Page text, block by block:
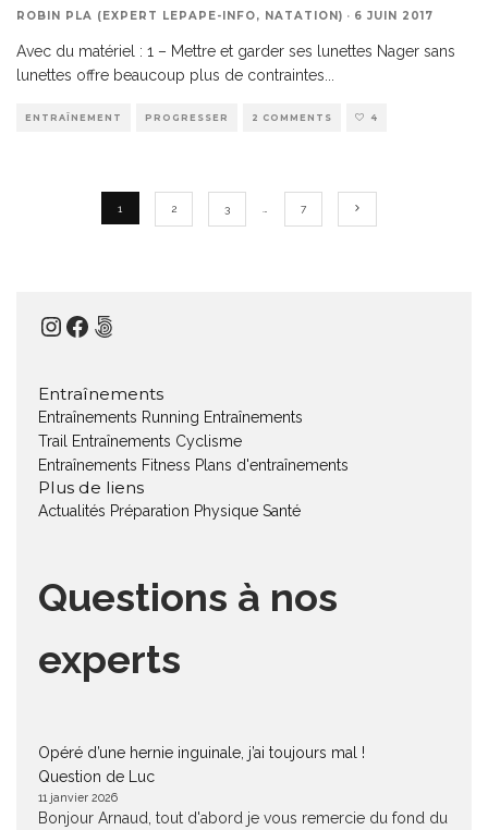
ROBIN PLA (EXPERT LEPAPE-INFO, NATATION) · 6 JUIN 2017
Avec du matériel : 1 – Mettre et garder ses lunettes Nager sans
lunettes offre beaucoup plus de contraintes...
ENTRAÎNEMENT PROGRESSER 2 COMMENTS 4
1 2 3 … 7
Instagram
Facebook
500px
Entraînements
Entraînements Running Entraînements
Trail Entraînements Cyclisme
Entraînements Fitness Plans d'entraînements
Plus de liens
Actualités Préparation Physique Santé
Questions à nos
experts
Opéré d’une hernie inguinale, j’ai toujours mal !
Question de Luc
11 janvier 2026
Bonjour Arnaud, tout d'abord je vous remercie du fond du